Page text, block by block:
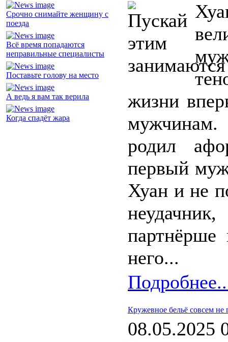
Срочно снимайте женщину с
поезда
Всё время попадаются
неправильные специалисты
Поставьте голову на место
А ведь я вам так верила
Когда спадёт жара
жизни
родил
первый
Хуан и не
него...
Кружевное бельё совсем не
08.05.2025